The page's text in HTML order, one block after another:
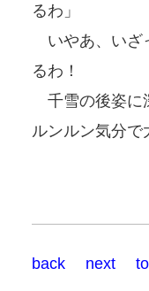
るわ」
いやあ、いざ
るわ！
千雪の後姿に
ルンルン気分で
back next